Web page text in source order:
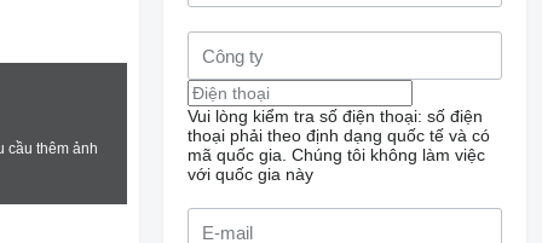
cầu thêm ảnh
Vui lòng kiểm tra số điện thoại: số điện
thoại phải theo định dạng quốc tế và có
mã quốc gia. Chúng tôi không làm việc
với quốc gia này